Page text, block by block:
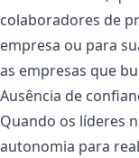
colaboradores de
empresa ou para
as empresas que
Ausência de
Quando os líderes
autonomia para